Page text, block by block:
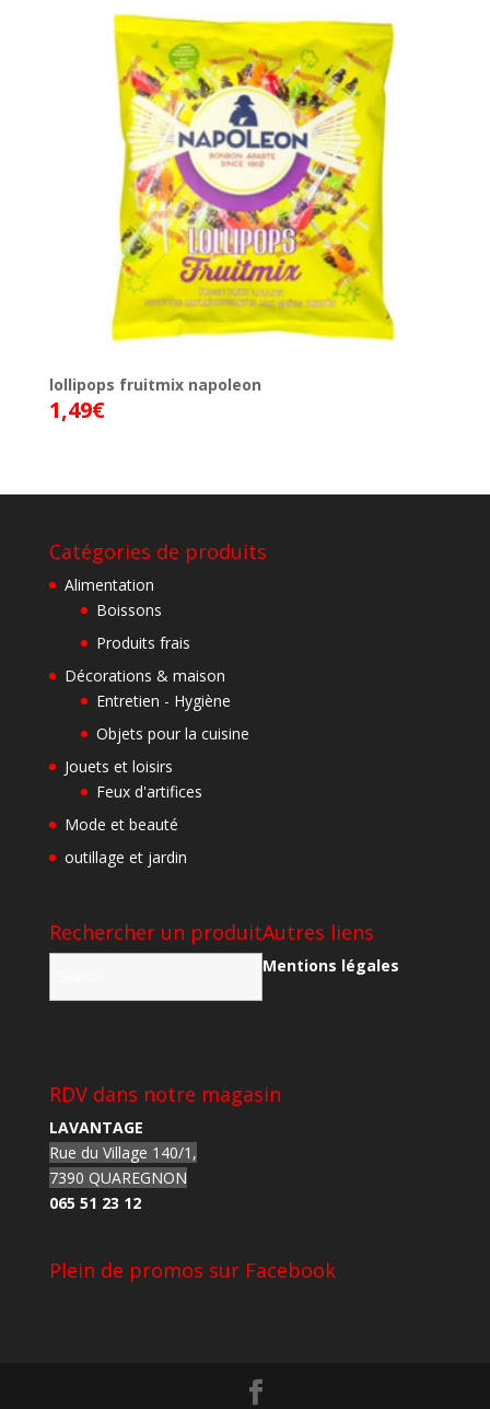
lollipops fruitmix napoleon
1,49€
Catégories de produits
Alimentation
Boissons
Produits frais
Décorations & maison
Entretien - Hygiène
Objets pour la cuisine
Jouets et loisirs
Feux d'artifices
Mode et beauté
outillage et jardin
Rechercher un produitAutres liens
Mentions légales
RDV dans notre magasin
LAVANTAGE
Rue du Village 140/1,
7390 QUAREGNON
065 51 23 12
Plein de promos sur Facebook